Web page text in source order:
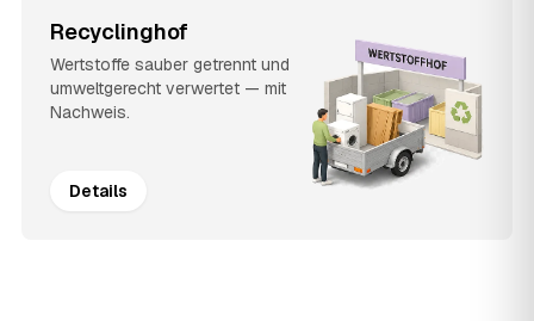
Recyclinghof
Wertstoffe sauber getrennt und
umweltgerecht verwertet — mit
Nachweis.
Details